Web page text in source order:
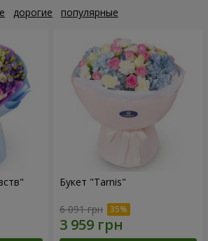
дорогие популярные
Букет "Tarnis"
6 091 грн